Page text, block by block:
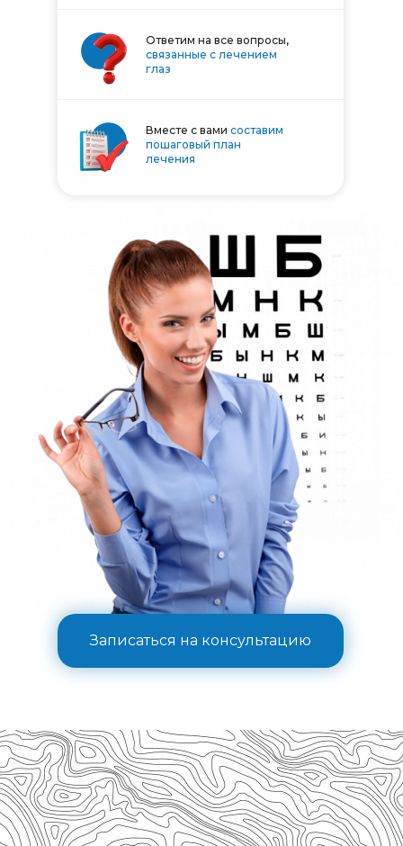
Ответим на все вопросы,
связанные с лечением
глаз
Вместе с вами составим
пошаговый план
лечения
Записаться на консультацию